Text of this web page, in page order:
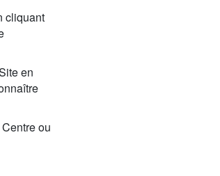
cliquant
en
ou